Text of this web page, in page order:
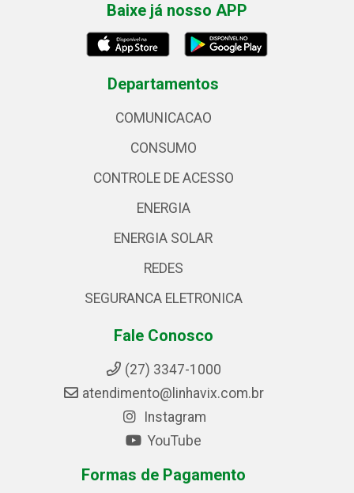
Baixe já nosso APP
Departamentos
COMUNICACAO
CONSUMO
CONTROLE DE ACESSO
ENERGIA
ENERGIA SOLAR
REDES
SEGURANCA ELETRONICA
Fale Conosco
(27) 3347-1000
atendimento@linhavix.com.br
Instagram
YouTube
Formas de Pagamento